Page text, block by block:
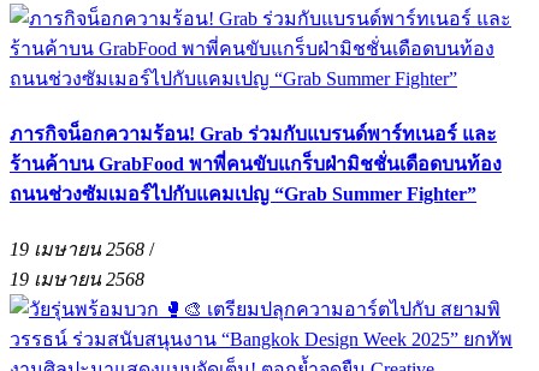
ภารกิจน็อกความร้อน! Grab ร่วมกับแบรนด์พาร์ทเนอร์ และ
ร้านค้าบน GrabFood พาพี่คนขับแกร็บฝ่ามิชชั่นเดือดบนท้อง
ถนนช่วงซัมเมอร์ไปกับแคมเปญ “Grab Summer Fighter”
19 เมษายน 2568 /
19 เมษายน 2568